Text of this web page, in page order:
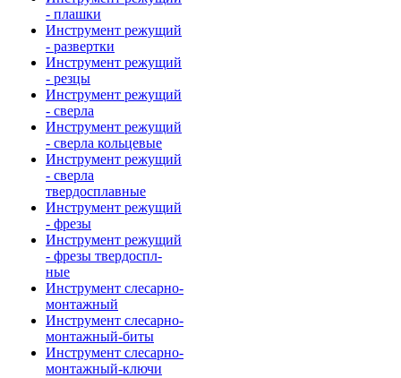
- плашки
Инструмент режущий
- развертки
Инструмент режущий
- резцы
Инструмент режущий
- сверла
Инструмент режущий
- сверла кольцевые
Инструмент режущий
- сверла
твердосплавные
Инструмент режущий
- фрезы
Инструмент режущий
- фрезы твердоспл-
ные
Инструмент слесарно-
монтажный
Инструмент слесарно-
монтажный-биты
Инструмент слесарно-
монтажный-ключи